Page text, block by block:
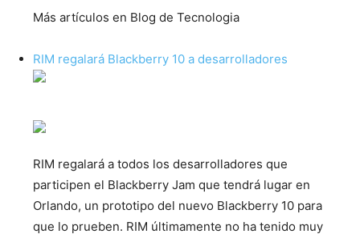
Más artículos en Blog de Tecnologia
RIM regalará Blackberry 10 a desarrolladores
RIM regalará a todos los desarrolladores que
participen el Blackberry Jam que tendrá lugar en
Orlando, un prototipo del nuevo Blackberry 10 para
que lo prueben. RIM últimamente no ha tenido muy